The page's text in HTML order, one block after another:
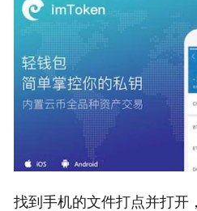
找到手机的文件打点并打开